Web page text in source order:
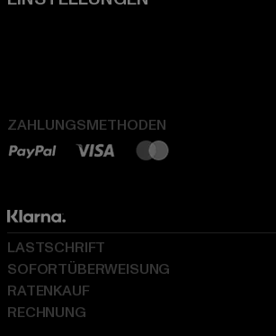
ZAHLUNGSMETHODEN
LASTSCHRIFT
SOFORTÜBERWEISUNG
RATENKAUF
RECHNUNG